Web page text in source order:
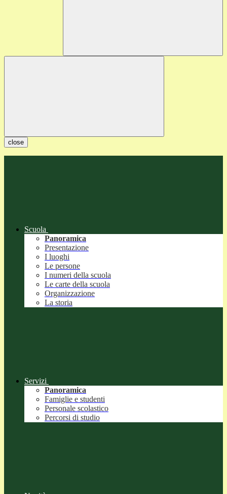
close
Scuola
Panoramica
Presentazione
I luoghi
Le persone
I numeri della scuola
Le carte della scuola
Organizzazione
La storia
Servizi
Panoramica
Famiglie e studenti
Personale scolastico
Percorsi di studio